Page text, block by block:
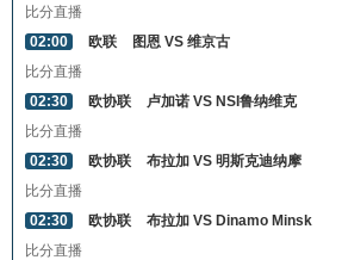
比分直播
02:00
欧联
图恩 VS 维京古
比分直播
02:30
欧协联
卢加诺 VS NSI鲁纳维克
比分直播
02:30
欧协联
布拉加 VS 明斯克迪纳摩
比分直播
02:30
欧协联
布拉加 VS Dinamo Minsk
比分直播